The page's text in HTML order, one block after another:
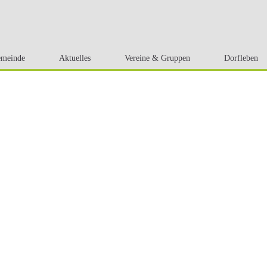
Aktuelles Vereine & Gruppen Dorfleben